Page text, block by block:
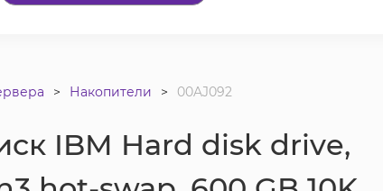
Накопители 00AJ092
IBM Hard disk drive,